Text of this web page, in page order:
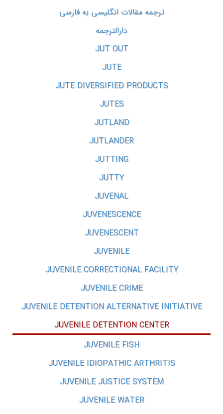
ترجمه مقالات انگلیسی به فارسی
دارالترجمه
JUT OUT
JUTE
JUTE DIVERSIFIED PRODUCTS
JUTES
JUTLAND
JUTLANDER
JUTTING
JUTTY
JUVENAL
JUVENESCENCE
JUVENESCENT
JUVENILE
JUVENILE CORRECTIONAL FACILITY
JUVENILE CRIME
JUVENILE DETENTION ALTERNATIVE INITIATIVE
JUVENILE DETENTION CENTER
JUVENILE FISH
JUVENILE IDIOPATHIC ARTHRITIS
JUVENILE JUSTICE SYSTEM
JUVENILE WATER